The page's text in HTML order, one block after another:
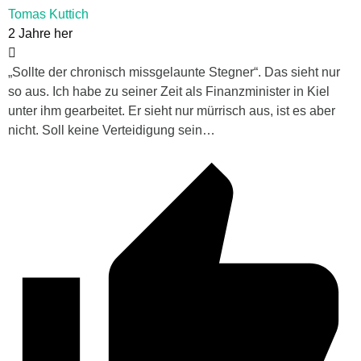
Tomas Kuttich
2 Jahre her
„Sollte der chronisch missgelaunte Stegner“. Das sieht nur
so aus. Ich habe zu seiner Zeit als Finanzminister in Kiel
unter ihm gearbeitet. Er sieht nur mürrisch aus, ist es aber
nicht. Soll keine Verteidigung sein…